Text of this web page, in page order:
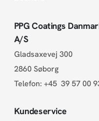
PPG Coatings
A/S
Gladsaxevej 300
2860 Søborg
Telefon: +45 39 57 00
Kundeservice